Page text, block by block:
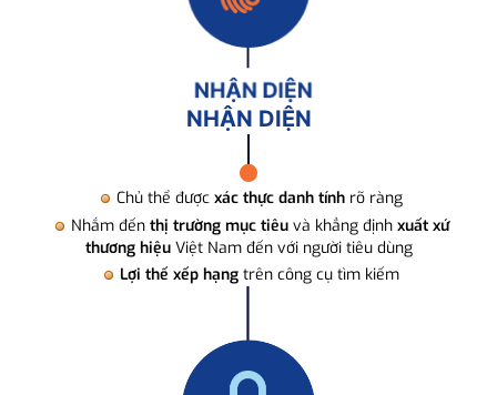
NHẬN DIỆN
Chủ thể được xác thực danh tính rõ ràng
Nhắm đến thị trường mục tiêuvà khẳng định xuất xứ
thương hiệuViệt Nam đến với người tiêu dùng
Lợi thế xếp hạng trên công cụ tìm kiếm